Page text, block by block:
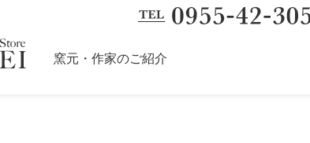
窯元・作家のご紹介